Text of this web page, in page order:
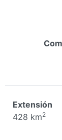
Extensión
428 km2